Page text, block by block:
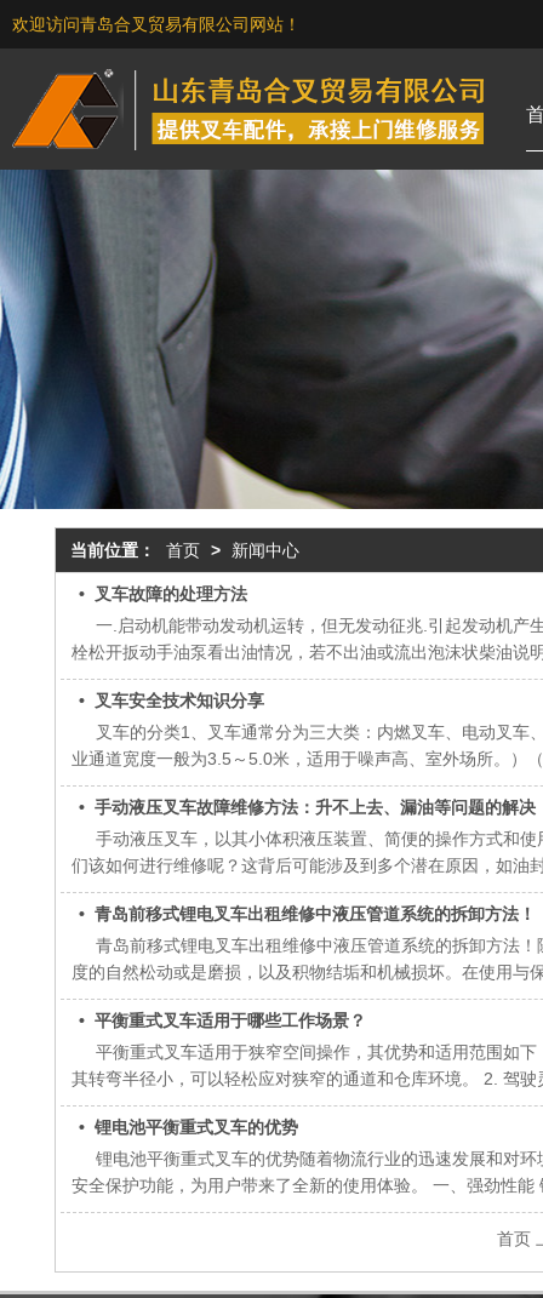
欢迎访问青岛合叉贸易有限公司网站！
当前位置： 首页 > 新闻中心
• 叉车故障的处理方法
一.启动机能带动发动机运转，但无发动征兆.引起发动机产
栓松开扳动手油泵看出油情况，若不出油或流出泡沫状柴油说
• 叉车安全技术知识分享
叉车的分类1、叉车通常分为三大类：内燃叉车、电动叉车
业通道宽度一般为3.5～5.0米，适用于噪声高、室外场所。）
• 手动液压叉车故障维修方法：升不上去、漏油等问题的解决
手动液压叉车，以其小体积液压装置、简便的操作方式和使
们该如何进行维修呢？这背后可能涉及到多个潜在原因，如油
• 青岛前移式锂电叉车出租维修中液压管道系统的拆卸方法！
青岛前移式锂电叉车出租维修中液压管道系统的拆卸方法！
度的自然松动或是磨损，以及积物结垢和机械损坏。在使用
• 平衡重式叉车适用于哪些工作场景？
平衡重式叉车适用于狭窄空间操作，其优势和适用范围如下
其转弯半径小，可以轻松应对狭窄的通道和仓库环境。 2. 驾
• 锂电池平衡重式叉车的优势
锂电池平衡重式叉车的优势随着物流行业的迅速发展和对环
安全保护功能，为用户带来了全新的使用体验。 一、强劲性
首页